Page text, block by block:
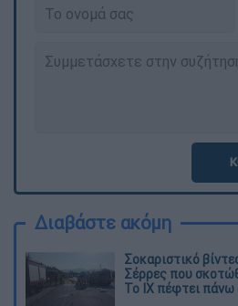
Διαβάστε ακόμη
Σοκαριστικό
Σέρρες που
Το ΙΧ πέφτει